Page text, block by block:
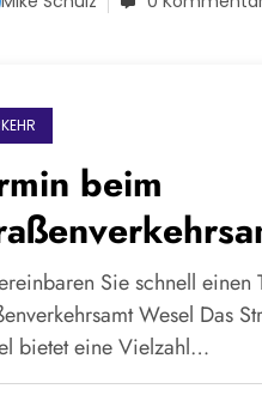
beim
Sie schnell einen
Wesel Das
bietet eine Vielzahl…